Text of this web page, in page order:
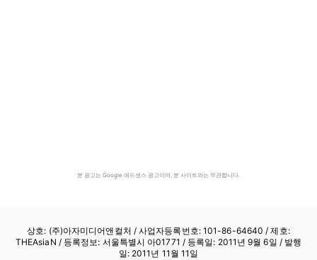
본 광고는 Google 애드센스 광고이며, 본 사이트와는 무관합니다.
상호: (주)아자미디어앤컬처 /사업자등록번호: 101-86-64640 / 제호:
THEAsiaN / 등록정보: 서울특별시 아01771 / 등록일: 2011년 9월 6일 / 발행
일: 2011년 11월 11일